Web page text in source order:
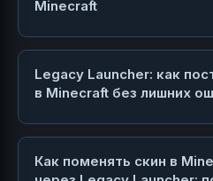
Minecraft
Legacy Launcher: как
в Minecraft без лишних
Как поменять скин в